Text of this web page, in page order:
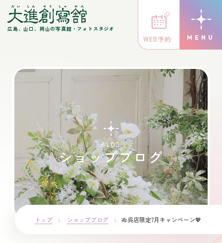
広島、山口、岡山の写真館・フォトスタジオ
WEB予約
BLOG
ショップブログ
トップ ショップブログ 🎋呉店限定7月キャンペーン💖